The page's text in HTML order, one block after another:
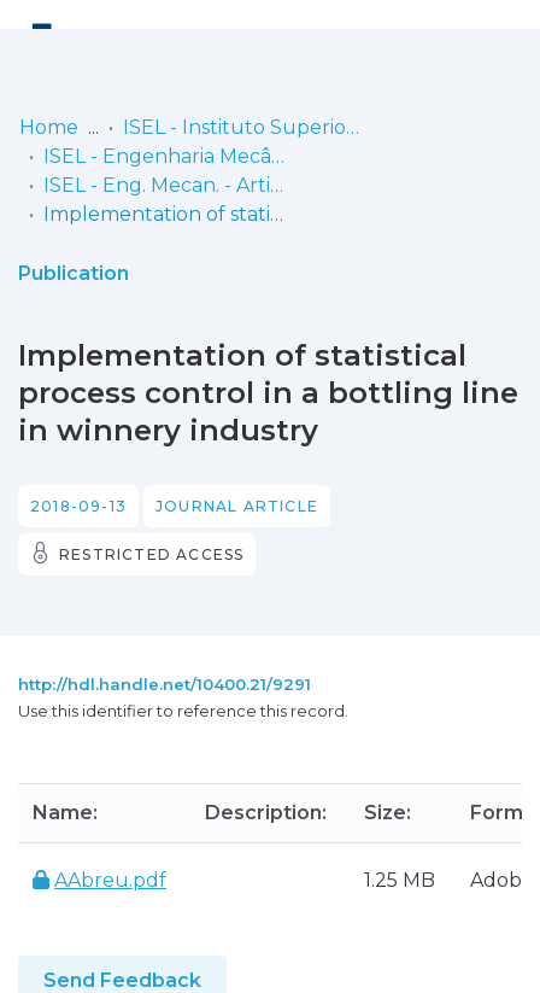
Communities
& Collections
Statistics
Home
ISEL - Instituto Superior de Engenharia de Lisboa
ISEL - Engenharia Mecânica
ISEL - Eng. Mecan. - Artigos
Implementation of statistical process control in a bottling line in winnery industry
Publication
Implementation of statistical
process control in a bottling line
in winnery industry
2018-09-13 JOURNAL ARTICLE
RESTRICTED ACCESS
http://hdl.handle.net/10400.21/9291
Use this identifier to reference this record.
Name: Description: Size:
AAbreu.pdf 1.25 MB Adobe
Send Feedback